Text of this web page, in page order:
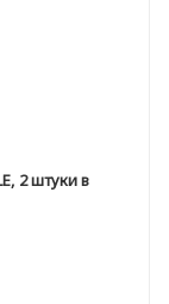
2 штуки в